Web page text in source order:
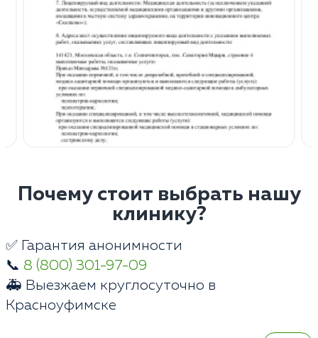
Почему стоит выбрать нашу
клинику?
✅ Гарантия анонимности
📞 8 (800) 301-97-09
🚑 Выезжаем круглосуточно в
Красноуфимске